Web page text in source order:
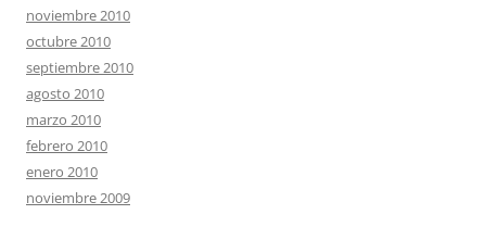
noviembre 2010
octubre 2010
septiembre 2010
agosto 2010
marzo 2010
febrero 2010
enero 2010
noviembre 2009